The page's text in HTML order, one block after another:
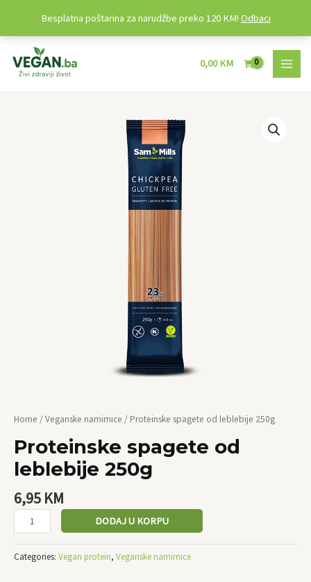
sadržaj
0,00KM
MAIN
Home /Veganske namirnice / Proteinske spagete od leblebije 250g
Proteinske spagete od
leblebije 250g
6,95 KM
DODAJ U KORPU
Categories: Vegan protein, Veganske namirnice
Besplatna poštarina za narudžbe preko 120 KM! Odbaci